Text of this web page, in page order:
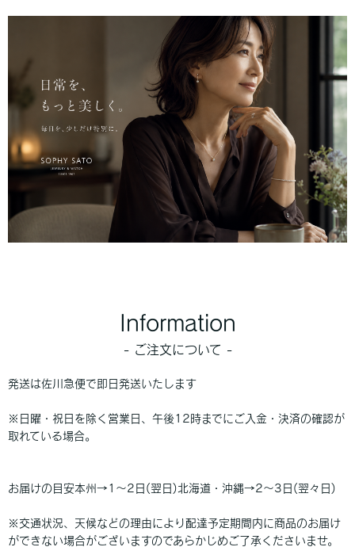
Information
- ご注文について -
発送は佐川急便で即日発送いたします
※日曜・祝日を除く営業日、午後12時までにご入金・決済の確認が
取れている場合。
お届けの目安本州→1〜2日(翌日)北海道・沖縄→2〜3日(翌々日)
※交通状況、天候などの理由により配達予定期間内に商品のお届け
ができない場合がございますのであらかじめご了承くださいませ。